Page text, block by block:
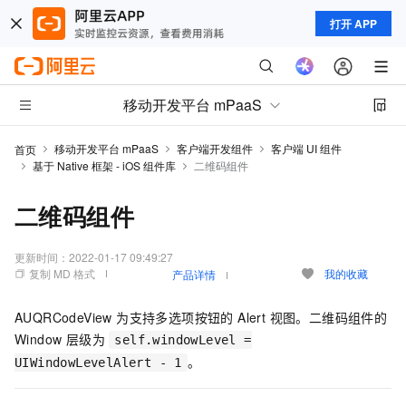
打开 APP
移动开发平台 mPaaS
首页 移动开发平台 mPaaS 客户端开发组件
客户端 UI 组件
基于 Native 框架 - iOS 组件库
二维码组件
二维码组件
更新时间： 2022-01-17 09:49:27
复制 MD 格式
产品详情 我的收藏
AUQRCodeView 为支持多选项按钮的 Alert 视图。二维码组件的
Window 层级为
self.windowLevel =
UIWindowLevelAlert - 1 。